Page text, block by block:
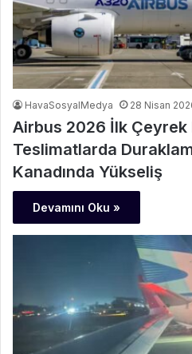
HavaSosyalMedya 28 Nisan
Airbus 2026 İlk Çeyrek
Teslimatlarda
Kanadında Yükseliş
Devamını Oku »